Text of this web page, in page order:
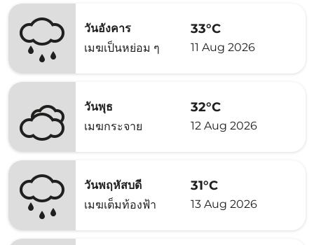
วันอังคาร
เมฆเป็นหย่อม ๆ
33°C
11 Aug 2026
วันพุธ
เมฆกระจาย
32°C
12 Aug 2026
วันพฤหัสบดี
เมฆเต็มท้องฟ้า
31°C
13 Aug 2026